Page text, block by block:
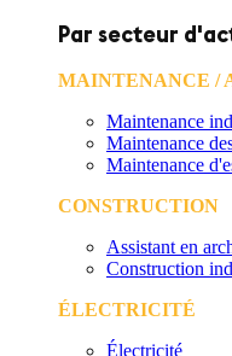
Par secteur
MAINTENANCE /
Maintenance
Maintenance
Maintenance
CONSTRUCTION
Assistant en
Construction
ÉLECTRICITÉ
Électricité